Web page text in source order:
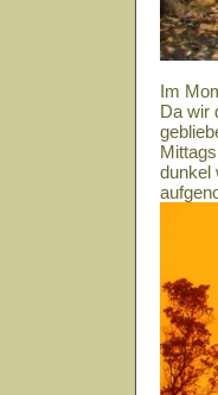
Im
Da wir
dunkel